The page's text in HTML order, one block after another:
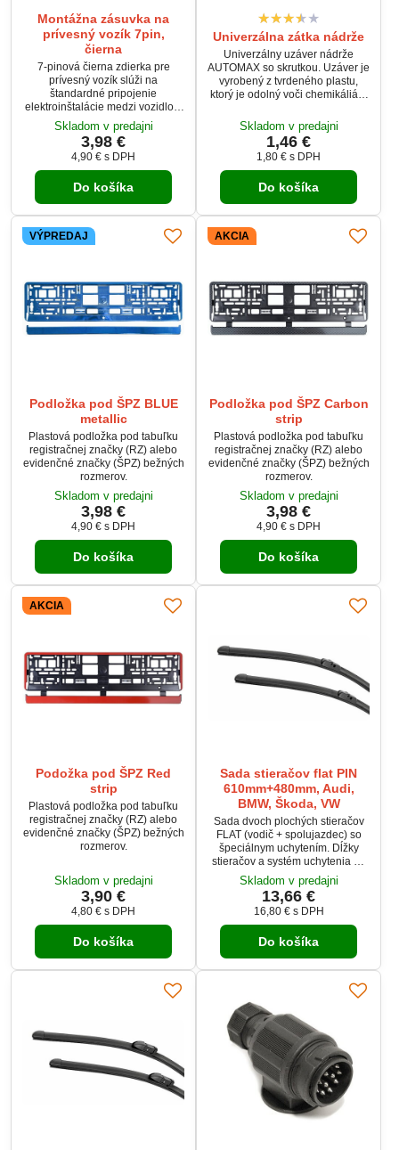
Montážna zásuvka na
prívesný vozík 7pin,
čierna
7-pinová čierna zdierka pre
prívesný vozík slúži na
štandardné pripojenie
elektroinštalácie medzi vozidlom
a prívesom. Vyrobená z
odolného plastu s kovovými
kontaktmi pre spoľahlivý prenos
signálu. Vhodná pre 12 V
inštalácie, podľa európskej
normy ISO 1724. Ideálna na
osvetlenie prívesu, karavanu
alebo nosiča.
Skladom v predajni
3,98 €
4,90 € s DPH
Do košíka
Univerzálna zátka nádrže
Univerzálny uzáver nádrže
AUTOMAX so skrutkou. Uzáver je
vyrobený z tvrdeného plastu,
ktorý je odolný voči chemikáliám
väčšinu nádrží osobných
automobilov. Určený
predovšetkým pre núdzové
použitie.
Skladom v predajni
1,46 €
1,80 € s DPH
Do košíka
VÝPREDAJ
Podložka pod ŠPZ BLUE
metallic
Plastová podložka pod tabuľku
registračnej značky (RZ) alebo
evidenčné značky (ŠPZ) bežných
rozmerov.
Skladom v predajni
3,98 €
4,90 € s DPH
Do košíka
AKCIA
Podložka pod ŠPZ Carbon
strip
Plastová podložka pod tabuľku
registračnej značky (RZ) alebo
evidenčné značky (ŠPZ) bežných
rozmerov.
Skladom v predajni
3,98 €
4,90 € s DPH
Do košíka
AKCIA
Podožka pod ŠPZ Red
strip
Plastová podložka pod tabuľku
registračnej značky (RZ) alebo
evidenčné značky (ŠPZ) bežných
rozmerov.
Skladom v predajni
3,90 €
4,80 € s DPH
Do košíka
Sada stieračov flat PIN
610mm+480mm, Audi,
BMW, Škoda, VW
Sada dvoch plochých stieračov
FLAT (vodič + spolujazdec) so
špeciálnym uchytením. Dĺžky
stieračov a systém uchytenia na
ramienko sú prispôsobené
vybraným vozidlám (pozri
tabuľku použitie). Vysoko kvalitný
pružný člen plochého stierače
zaisťuje rovnomerný tlak
grafitového britu v celej jeho
rozmazávaniu nečistôt a
vytváranie pruhov. Tento typ
plochého stierače umožňuje
výmenu...
Skladom v predajni
13,66 €
16,80 € s DPH
Do košíka